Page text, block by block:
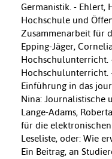
Germanistik. - Ehlert,
Hochschule und
Zusammenarbeit für
Epping-Jäger,
Hochschulunterricht.
Hochschulunterricht.
Einführung in das
Nina: Journalistische
Lange-Adams,
für die
Leseliste, oder: Wie
Ein Beitrag, an